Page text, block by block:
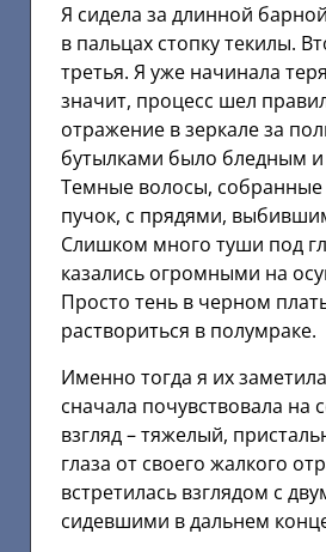
Я сидела за длинной
в пальцах стопку текилы.
третья. Я уже начинала
значит, процесс шел
отражение в зеркале за
бутылками было бледным
Темные волосы,
пучок, с прядями,
Слишком много туши под
казались огромными на
Просто тень в черном
раствориться в полумраке.
Именно тогда я их
сначала почувствовала на
взгляд – тяжелый,
глаза от своего жалкого
встретилась взглядом с
сидевшими в дальнем